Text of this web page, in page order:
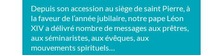
Depuis son accession au siège de saint Pierre, à
la faveur de l’année jubilaire, notre pape Léon
XIV a délivré nombre de messages aux prêtres,
aux séminaristes, aux évêques, aux
mouvements spirituels…